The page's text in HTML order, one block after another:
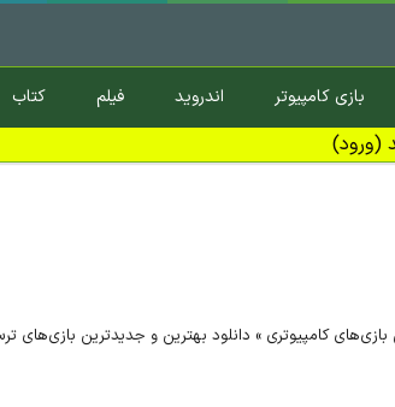
بازی کامپیوتر اندروید فیلم کتاب
(ورود)
بازی‌های کامپیوتری » دانلود بهترین و جدیدترین بازی‌های